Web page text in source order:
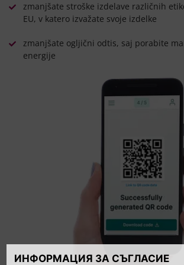
ИНФОРМАЦИЯ ЗА СЪГЛАСИЕ
zmanjšate stroške izdelave različnih
EU, v katero izvažate svoje izdelke
zmanjšate ogljični odtis, saj porabite
energije